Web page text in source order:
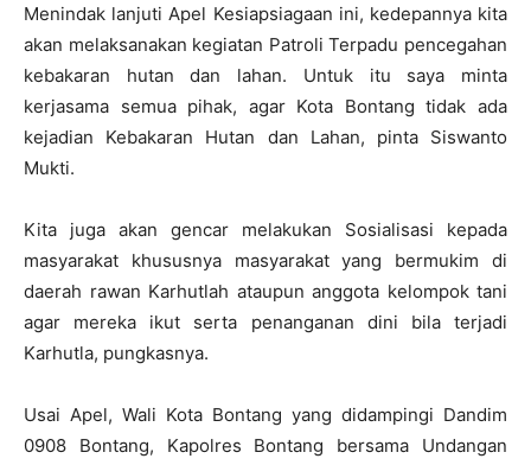
Menindak lanjuti Apel Kesiapsiagaan ini, kedepannya kita
akan melaksanakan kegiatan Patroli Terpadu pencegahan
kebakaran hutan dan lahan. Untuk itu saya minta
kerjasama semua pihak, agar Kota Bontang tidak ada
kejadian Kebakaran Hutan dan Lahan, pinta Siswanto
Mukti.
Kita juga akan gencar melakukan Sosialisasi kepada
masyarakat khususnya masyarakat yang bermukim di
daerah rawan Karhutlah ataupun anggota kelompok tani
agar mereka ikut serta penanganan dini bila terjadi
Karhutla, pungkasnya.
Usai Apel, Wali Kota Bontang yang didampingi Dandim
0908 Bontang, Kapolres Bontang bersama Undangan